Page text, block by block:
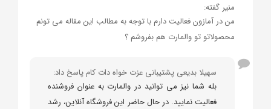
منیر گفته:
من در آمازون فعالیت دارم با توجه به مطالب این مقاله می تونم
محصولاتو تو والمارت هم بفروشم ؟
سهیلا بدیعی پشتیبانی عزت خواه دات کام پاسخ داد:
بله شما نیز می توانید در والمارت به عنوان فروشنده
فعالیت نمایید. در حال حاضر این فروشگاه آنلاین، رشد